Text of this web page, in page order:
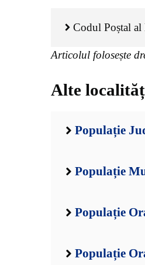
Codul Poștal al
Articolul folosește
Alte
Populație
Populație
Populație
Populație